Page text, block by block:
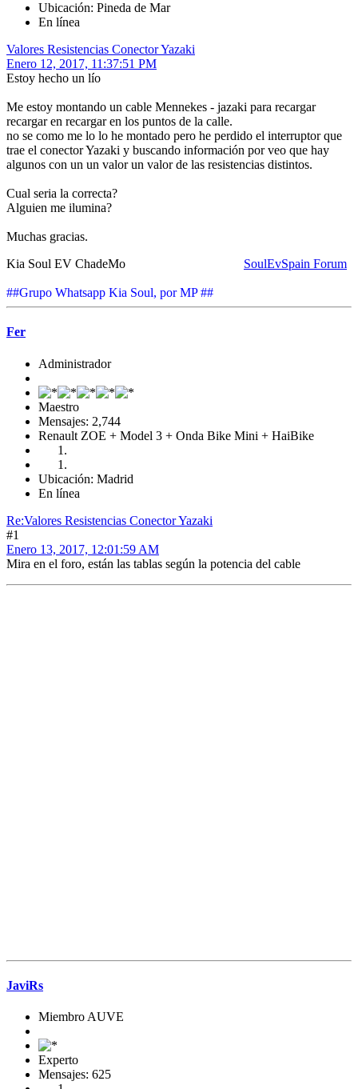
Ubicación: Pineda de Mar
En línea
Valores Resistencias Conector Yazaki
Enero 12, 2017, 11:37:51 PM
Estoy hecho un lío
Me estoy montando un cable Mennekes - jazaki para recargar
recargar en recargar en los puntos de la calle.
no se como me lo lo he montado pero he perdido el interruptor que
trae el conector Yazaki y buscando información por veo que hay
algunos con un un valor un valor de las resistencias distintos.
Cual seria la correcta?
Alguien me ilumina?
Muchas gracias.
Kia Soul EV ChadeMo SoulEvSpain Forum
##Grupo Whatsapp Kia Soul, por MP ##
Fer
Administrador
Maestro
Mensajes: 2,744
Renault ZOE + Model 3 + Onda Bike Mini + HaiBike
Ubicación: Madrid
En línea
Re:Valores Resistencias Conector Yazaki
#1
Enero 13, 2017, 12:01:59 AM
Mira en el foro, están las tablas según la potencia del cable
JaviRs
Miembro AUVE
Experto
Mensajes: 625